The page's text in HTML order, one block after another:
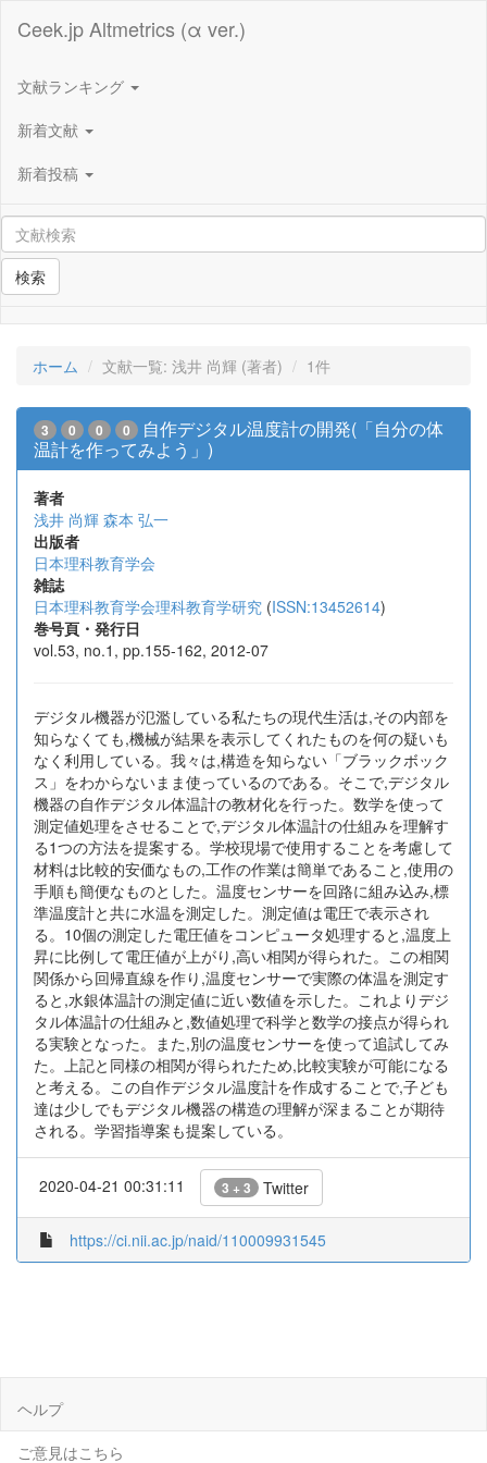
Ceek.jp Altmetrics (α ver.)
文献ランキング
新着文献
新着投稿
検索
ホーム 文献一覧: 浅井 尚輝 (著者) 1件
3 0 0 0
自作デジタル温度計の開発(「自分の体
温計を作ってみよう」)
著者
浅井 尚輝 森本 弘一
出版者
日本理科教育学会
雑誌
日本理科教育学会理科教育学研究 (ISSN:13452614)
巻号頁・発行日
vol.53, no.1, pp.155-162, 2012-07
デジタル機器が氾濫している私たちの現代生活は,その内部を
知らなくても,機械が結果を表示してくれたものを何の疑いも
なく利用している。我々は,構造を知らない「ブラックボック
ス」をわからないまま使っているのである。そこで,デジタル
機器の自作デジタル体温計の教材化を行った。数学を使って
測定値処理をさせることで,デジタル体温計の仕組みを理解す
る1つの方法を提案する。学校現場で使用することを考慮して
材料は比較的安価なもの,工作の作業は簡単であること,使用の
手順も簡便なものとした。温度センサーを回路に組み込み,標
準温度計と共に水温を測定した。測定値は電圧で表示され
る。10個の測定した電圧値をコンピュータ処理すると,温度上
昇に比例して電圧値が上がり,高い相関が得られた。この相関
関係から回帰直線を作り,温度センサーで実際の体温を測定す
ると,水銀体温計の測定値に近い数値を示した。これよりデジ
タル体温計の仕組みと,数値処理で科学と数学の接点が得られ
る実験となった。また,別の温度センサーを使って追試してみ
た。上記と同様の相関が得られたため,比較実験が可能になる
と考える。この自作デジタル温度計を作成することで,子ども
達は少しでもデジタル機器の構造の理解が深まることが期待
される。学習指導案も提案している。
2020-04-21 00:31:11 3 + 3 Twitter
https://ci.nii.ac.jp/naid/110009931545
ヘルプ
ご意見はこちら